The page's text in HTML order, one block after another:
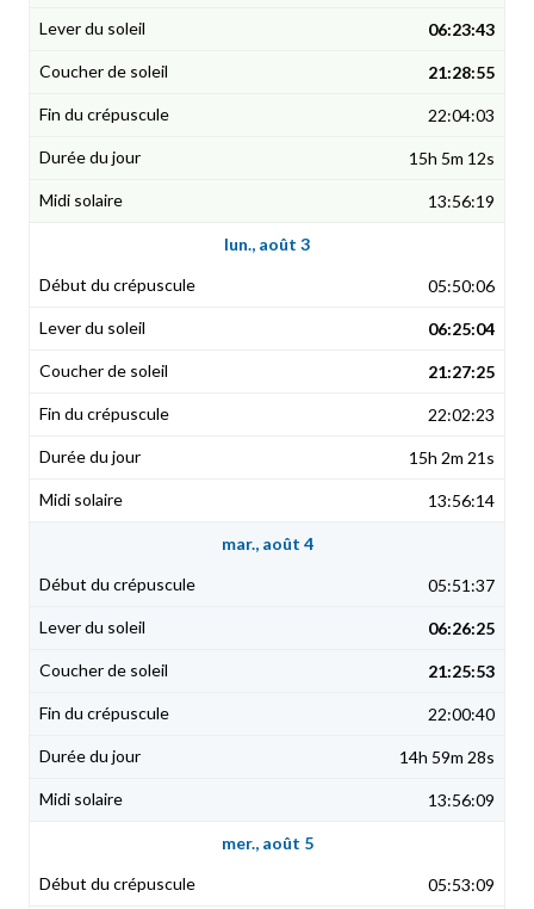
06:23:43
21:28:55
22:04:03
15h 5m 12s
13:56:19
lun., août 3
05:50:06
06:25:04
21:27:25
22:02:23
15h 2m 21s
13:56:14
mar., août 4
05:51:37
06:26:25
21:25:53
22:00:40
14h 59m 28s
13:56:09
mer., août 5
05:53:09